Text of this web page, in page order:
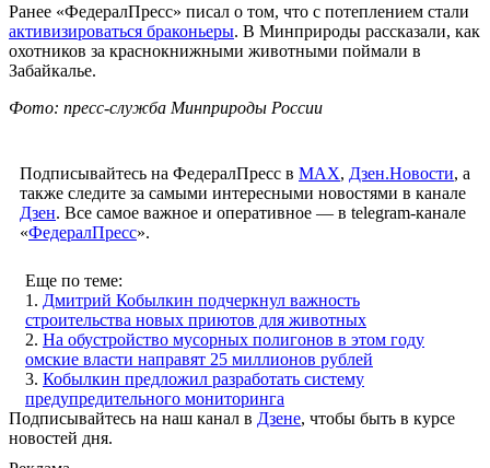
Ранее «ФедералПресс» писал о том, что с потеплением стали
активизироваться браконьеры. В Минприроды рассказали, как
охотников за краснокнижными животными поймали в
Забайкалье.
Фото: пресс-служба Минприроды России
Подписывайтесь на ФедералПресс в МАХ, Дзен.Новости, а
также следите за самыми интересными новостями в канале
Дзен. Все самое важное и оперативное — в telegram-канале
«ФедералПресс».
Еще по теме:
1. Дмитрий Кобылкин подчеркнул важность
строительства новых приютов для животных
2. На обустройство мусорных полигонов в этом году
омские власти направят 25 миллионов рублей
3. Кобылкин предложил разработать систему
предупредительного мониторинга
Подписывайтесь на наш канал в Дзене, чтобы быть в курсе
новостей дня.